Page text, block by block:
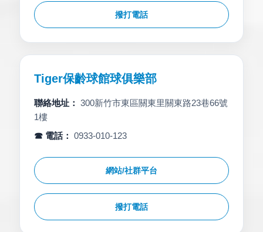
撥打電話
Tiger保齡球館球俱樂部
聯絡地址： 300新竹市東區關東里關東路23巷66號
1樓
☎ 電話： 0933-010-123
網站/社群平台
撥打電話